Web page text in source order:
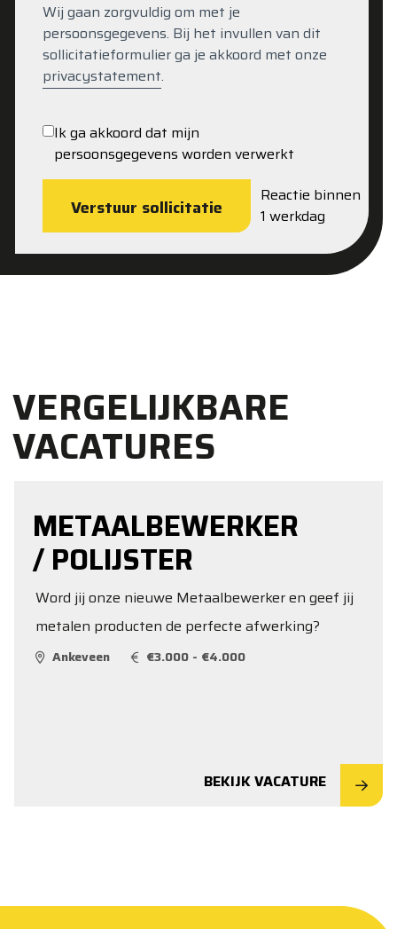
Reactie binnen
1 werkdag
Wij gaan zorgvuldig om met je
persoonsgegevens. Bij het invullen van dit
sollicitatieformulier ga je akkoord met onze
privacystatement.
Ik ga akkoord dat mijn
persoonsgegevens worden verwerkt
Verstuur sollicitatie
VERGELIJKBARE
VACATURES
BEKIJK VACATURE
METAALBEWERKER
/ POLIJSTER
Word jij onze nieuwe Metaalbewerker en geef jij
metalen producten de perfecte afwerking?
Ankeveen €3.000 - €4.000